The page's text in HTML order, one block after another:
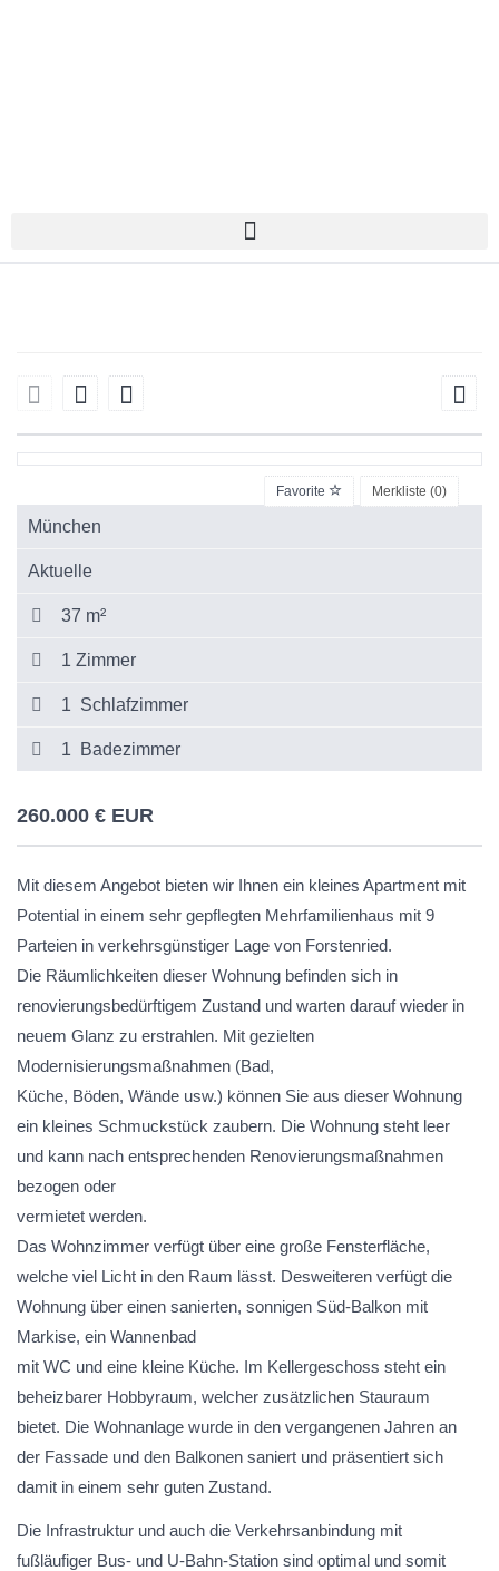
Merkliste (0)
Favorite
München
Aktuelle
37 m²
1 Zimmer
1 Schlafzimmer
1 Badezimmer
260.000 € EUR
Mit diesem Angebot bieten wir Ihnen ein kleines Apartment mit
Potential in einem sehr gepflegten Mehrfamilienhaus mit 9
Parteien in verkehrsgünstiger Lage von Forstenried.
Die Räumlichkeiten dieser Wohnung befinden sich in
renovierungsbedürftigem Zustand und warten darauf wieder in
neuem Glanz zu erstrahlen. Mit gezielten
Modernisierungsmaßnahmen (Bad,
Küche, Böden, Wände usw.) können Sie aus dieser Wohnung
ein kleines Schmuckstück zaubern. Die Wohnung steht leer
und kann nach entsprechenden Renovierungsmaßnahmen
bezogen oder
vermietet werden.
Das Wohnzimmer verfügt über eine große Fensterfläche,
welche viel Licht in den Raum lässt. Desweiteren verfügt die
Wohnung über einen sanierten, sonnigen Süd-Balkon mit
Markise, ein Wannenbad
mit WC und eine kleine Küche. Im Kellergeschoss steht ein
beheizbarer Hobbyraum, welcher zusätzlichen Stauraum
bietet. Die Wohnanlage wurde in den vergangenen Jahren an
der Fassade und den Balkonen saniert und präsentiert sich
damit in einem sehr guten Zustand.
Die Infrastruktur und auch die Verkehrsanbindung mit
fußläufiger Bus- und U-Bahn-Station sind optimal und somit